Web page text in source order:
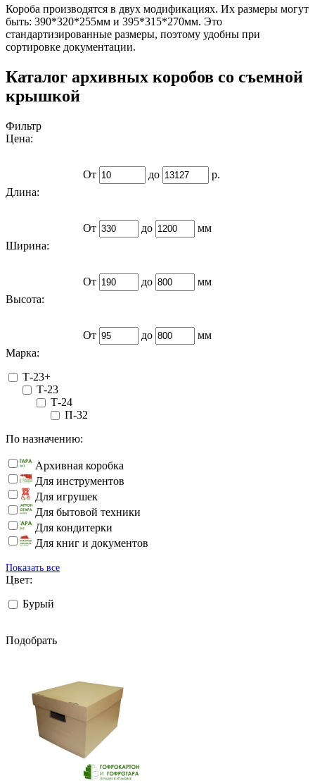
Короба производятся в двух модификациях. Их размеры могут
быть: 390*320*255мм и 395*315*270мм. Это
стандартизированные размеры, поэтому удобны при
сортировке документации.
Каталог архивных коробов со съемной
крышкой
Фильтр
Цена:
От до
р.
Длина:
От до
мм
Ширина:
От до
мм
Высота:
От до
мм
Марка:
Т-23+
Т-23
Т-24
П-32
По назначению:
Архивная коробка
Для инструментов
Для игрушек
Для бытовой техники
Для кондитерки
Для книг и документов
Показать все
Цвет:
Бурый
Подобрать